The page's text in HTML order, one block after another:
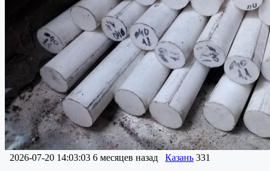
2026-07-20 14:03:03 6 месяцев назад Казань 331